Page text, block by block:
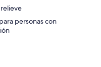
personas con